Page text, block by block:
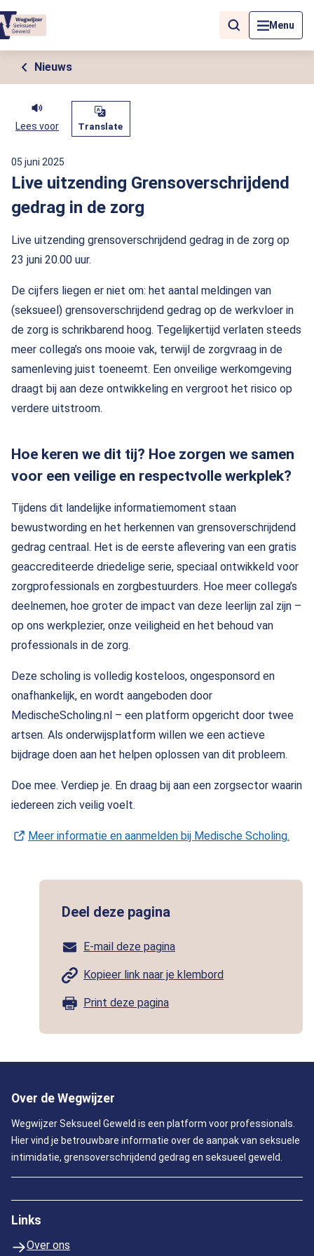
Menu
Als de resultaten voor automatisch aanvullen beschikbaar zijn,
Nieuws
Lees voor Translate
05 juni 2025
Live uitzending Grensoverschrijdend
gedrag in de zorg
Live uitzending grensoverschrijdend gedrag in de zorg op
23 juni 20.00 uur.
De cijfers liegen er niet om: het aantal meldingen van
(seksueel) grensoverschrijdend gedrag op de werkvloer in
de zorg is schrikbarend hoog. Tegelijkertijd verlaten steeds
meer collega’s ons mooie vak, terwijl de zorgvraag in de
samenleving juist toeneemt. Een onveilige werkomgeving
draagt bij aan deze ontwikkeling en vergroot het risico op
verdere uitstroom.
Hoe keren we dit tij? Hoe zorgen we samen
voor een veilige en respectvolle werkplek?
Tijdens dit landelijke informatiemoment staan
bewustwording en het herkennen van grensoverschrijdend
gedrag centraal. Het is de eerste aflevering van een gratis
geaccrediteerde driedelige serie, speciaal ontwikkeld voor
zorgprofessionals en zorgbestuurders. Hoe meer collega’s
deelnemen, hoe groter de impact van deze leerlijn zal zijn –
op ons werkplezier, onze veiligheid en het behoud van
professionals in de zorg.
Deze scholing is volledig kosteloos, ongesponsord en
onafhankelijk, en wordt aangeboden door
MedischeScholing.nl – een platform opgericht door twee
artsen. Als onderwijsplatform willen we een actieve
bijdrage doen aan het helpen oplossen van dit probleem.
Doe mee. Verdiep je. En draag bij aan een zorgsector waarin
iedereen zich veilig voelt.
Meer informatie en aanmelden bij Medische Scholing.
Deel deze pagina
E-mail deze pagina
Kopieer link naar je klembord
Print deze pagina
Over de Wegwijzer
Wegwijzer Seksueel Geweld is een platform voor professionals.
Hier vind je betrouwbare informatie over de aanpak van seksuele
intimidatie, grensoverschrijdend gedrag en seksueel geweld.
Links
Over ons